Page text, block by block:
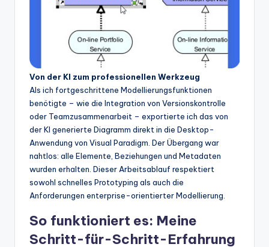
Von der KI zum professionellen Werkzeug
Als ich fortgeschrittene Modellierungsfunktionen
benötigte – wie die Integration von Versionskontrolle
oder Teamzusammenarbeit – exportierte ich das von
der KI generierte Diagramm direkt in die Desktop-
Anwendung von Visual Paradigm. Der Übergang war
nahtlos: alle Elemente, Beziehungen und Metadaten
wurden erhalten. Dieser Arbeitsablauf respektiert
sowohl schnelles Prototyping als auch die
Anforderungen enterprise-orientierter Modellierung.
So funktioniert es: Meine
Schritt-für-Schritt-Erfahrung